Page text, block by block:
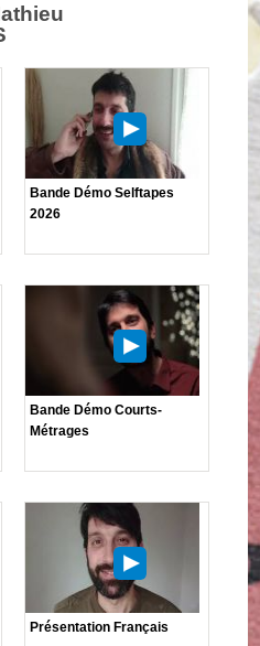
Bande Démo Selftapes
2026
Bande Démo Courts-
Métrages
Présentation Français